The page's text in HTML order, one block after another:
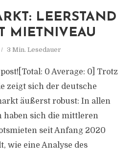
LEERSTAND
MIETNIVEAU
3 Min. Lesedauer
0 Average: 0] Trotz
zeigt sich der deutsche
äußerst robust: In allen
haben sich die mittleren
seit Anfang 2020
wie eine Analyse des